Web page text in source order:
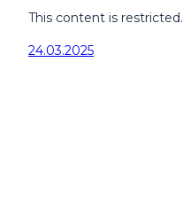
This content is restricted.
24.03.2025